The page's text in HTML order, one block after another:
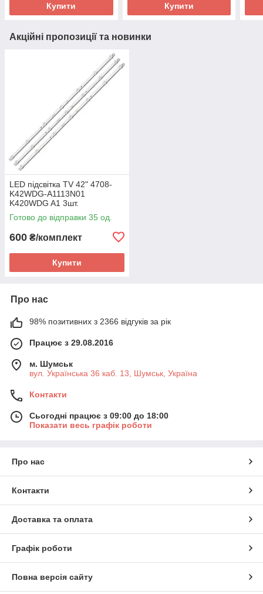
Купити Купити
Акційні пропозиції та новинки
LED підсвітка TV 42" 4708-
K42WDG-A1113N01
K420WDG A1 3шт.
Готово до відправки 35 од.
600 ₴/комплект
Купити
Про нас
98% позитивних з 2366 відгуків за рік
Працює з 29.08.2016
м. Шумськ
вул. Українська 36 каб. 13, Шумськ, Україна
Контакти
Сьогодні працює з 09:00 до 18:00
Показати весь графік роботи
Про нас
Контакти
Доставка та оплата
Графік роботи
Повна версія сайту